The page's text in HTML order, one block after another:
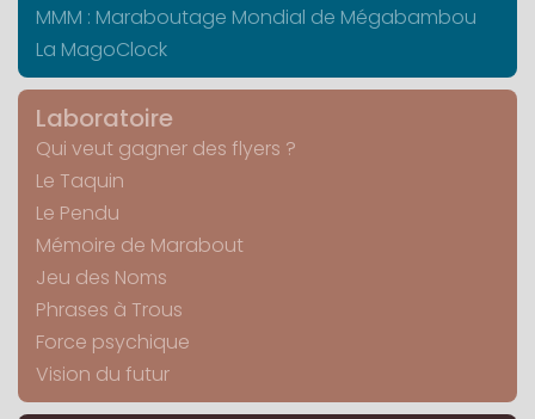
MMM : Maraboutage Mondial de Mégabambou
La MagoClock
Laboratoire
Qui veut gagner des flyers ?
Le Taquin
Le Pendu
Mémoire de Marabout
Jeu des Noms
Phrases à Trous
Force psychique
Vision du futur